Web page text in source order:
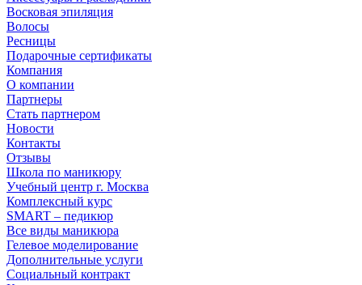
Восковая эпиляция
Волосы
Ресницы
Подарочные сертификаты
Компания
О компании
Партнеры
Стать партнером
Новости
Контакты
Отзывы
Школа по маникюру
Учебный центр г. Москва
Комплексный курс
SMART – педикюр
Все виды маникюра
Гелевое моделирование
Дополнительные услуги
Социальный контракт